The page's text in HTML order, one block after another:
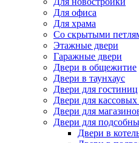
Для офиса
Для храма
Со скрытыми
Этажные двери
Гаражные двери
Двери в общежитие
Двери в таунхаус
Двери для гостиниц
Двери для
Двери для
Двери для
Двери в